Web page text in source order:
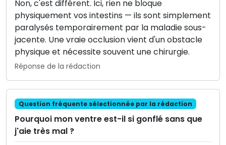
Non, c'est différent. Ici, rien ne bloque
physiquement vos intestins — ils sont simplement
paralysés temporairement par la maladie sous-
jacente. Une vraie occlusion vient d'un obstacle
physique et nécessite souvent une chirurgie.
Réponse de la rédaction
Question fréquente sélectionnée par la rédaction
Pourquoi mon ventre est-il si gonflé sans que
j'aie très mal ?